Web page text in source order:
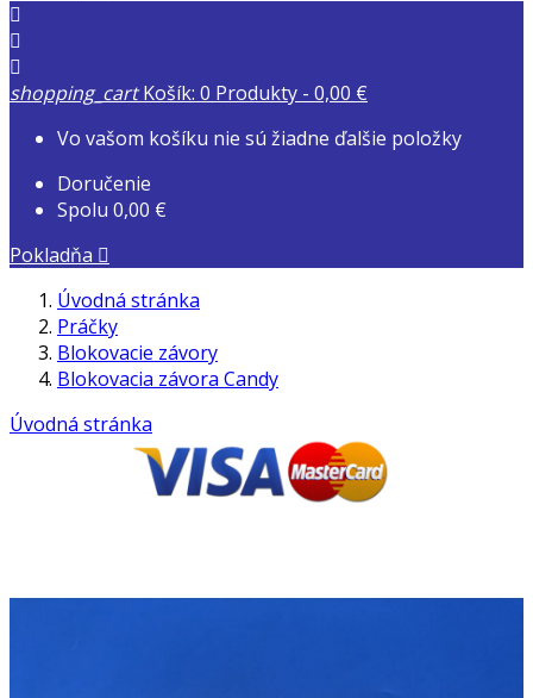



shopping_cart Košík: 0 Produkty - 0,00 €
Vo vašom košíku nie sú žiadne ďalšie položky
Doručenie
Spolu 0,00 €
Pokladňa 
Úvodná stránka
Práčky
Blokovacie závory
Blokovacia závora Candy
Úvodná stránka